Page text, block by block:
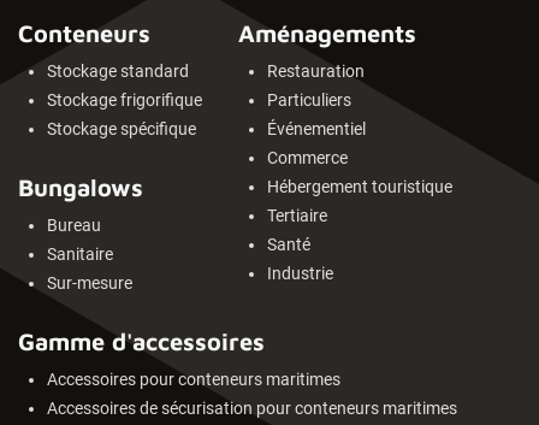
Conteneurs
Stockage standard
Stockage frigorifique
Stockage spécifique
Bungalows
Bureau
Sanitaire
Sur-mesure
Aménagements
Restauration
Particuliers
Événementiel
Commerce
Hébergement touristique
Tertiaire
Santé
Industrie
Gamme d'accessoires
Accessoires pour conteneurs maritimes
Accessoires de sécurisation pour conteneurs maritimes